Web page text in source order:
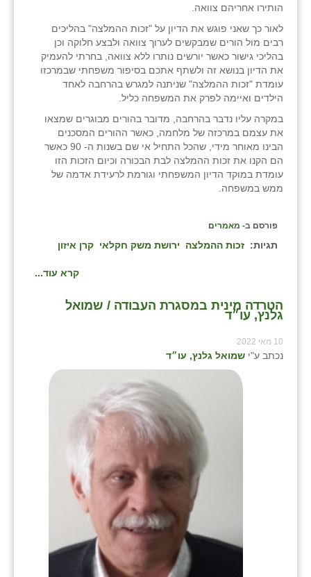
הותירו אחריהם צוואה.
לאור כך שאני פוגש את הדיון על "זכות ההמלצה" בהליכים
רבים מול הורים שמבקשים לערוך צוואה ולבצע חלוקה וכן
בהליכי גישור כאשר יורשים נותרו ללא צוואה, בחרתי להעמיק
את הדיון בנושא זה ולשתף אתכם בסיפור משפחתי שבמרכזו
עומדת "זכות ההמלצה" שניתנה למגרש בהרחבה לאחד
הילדים ואיימה לפרק את המשפחה כליל.
במקרה עליו נדבר בהרחבה, מדובר בהורים מבוגרים שמצאו
את עצמם במרכזה של מלחמה, כאשר ההורים המסכנים
הבינו מאוחר מידי, שהכל התחיל אי שם בשנות ה- 90 כאשר
הם הקנו את זכות ההמלצה לבת הבכורה וכיום הזכות הזו
עומדת במוקד הדיון המשפחתי וגורמת לרעידת אדמה של
ממש במשפחה.
פורסם ב- מאמרים
תגיות: זכות ההמלצה ירושת משק חקלאי קרן איזון
קרא עוד...
הטרדה מינית במסגרת העבודה / שמואל
גלנץ, עו״ד
10 מאי 2022
נכתב ע"י שמואל גלנץ, עו״ד